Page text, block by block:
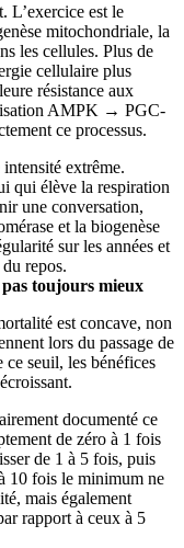
L’exercice est le
mitochondriale, la
les cellules. Plus de
cellulaire plus
résistance aux
AMPK → PGC-
ce processus.
extrême.
qui élève la respiration
une conversation,
et la biogenèse
sur les années et
repos.
toujours mieux
est concave, non
lors du passage de
seuil, les bénéfices
documenté ce
de zéro à 1 fois
de 1 à 5 fois, puis
10 fois le minimum ne
mais également
rapport à ceux à 5